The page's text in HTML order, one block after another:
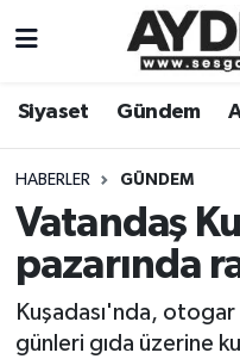
Siyaset Gündem
HABERLER GÜNDEM
Vatandaş
pazarında
Kuşadası'nda, otogar
günleri gıda üzerine
Gündem
Siyaset
Ekonomi
Yaşam
Aydın Hava
Aydin Namaz
Aydın Trafik
Süper Lig Puan